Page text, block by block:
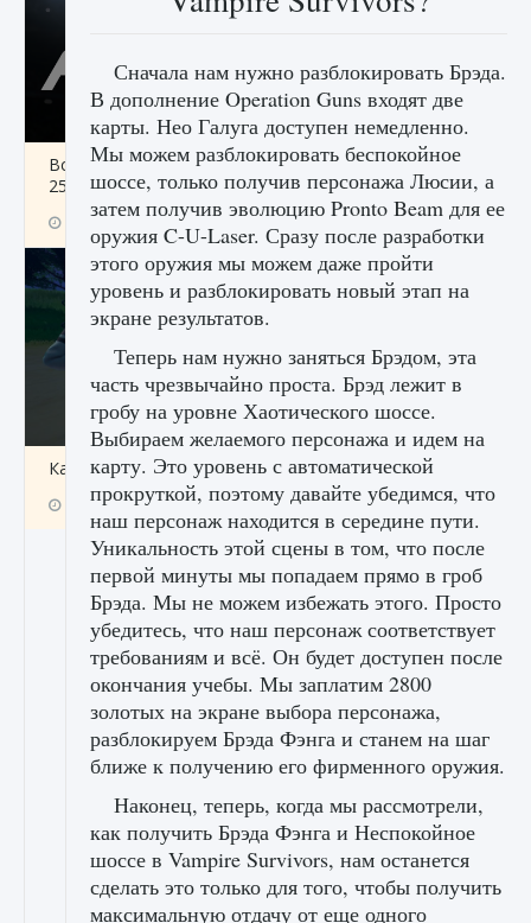
Все новые функции Ultimate Team в EA FC
25
9 августа 2024 1 297 0 0
Как включить чат в Fortnite
9 августа 2024 1 335 0 0
Сначала нам нужно разблокировать Брэда.
В дополнение Operation Guns входят две
карты. Нео Галуга доступен немедленно.
Мы можем разблокировать беспокойное
шоссе, только получив персонажа Люсии, а
затем получив эволюцию Pronto Beam для ее
оружия C-U-Laser. Сразу после разработки
этого оружия мы можем даже пройти
уровень и разблокировать новый этап на
экране результатов.
Теперь нам нужно заняться Брэдом, эта
часть чрезвычайно проста. Брэд лежит в
гробу на уровне Хаотического шоссе.
Выбираем желаемого персонажа и идем на
карту. Это уровень с автоматической
прокруткой, поэтому давайте убедимся, что
наш персонаж находится в середине пути.
Уникальность этой сцены в том, что после
первой минуты мы попадаем прямо в гроб
Брэда. Мы не можем избежать этого. Просто
убедитесь, что наш персонаж соответствует
требованиям и всё. Он будет доступен после
окончания учебы. Мы заплатим 2800
золотых на экране выбора персонажа,
разблокируем Брэда Фэнга и станем на шаг
ближе к получению его фирменного оружия.
Наконец, теперь, когда мы рассмотрели,
как получить Брэда Фэнга и Неспокойное
шоссе в Vampire Survivors, нам останется
сделать это только для того, чтобы получить
максимальную отдачу от еще одного